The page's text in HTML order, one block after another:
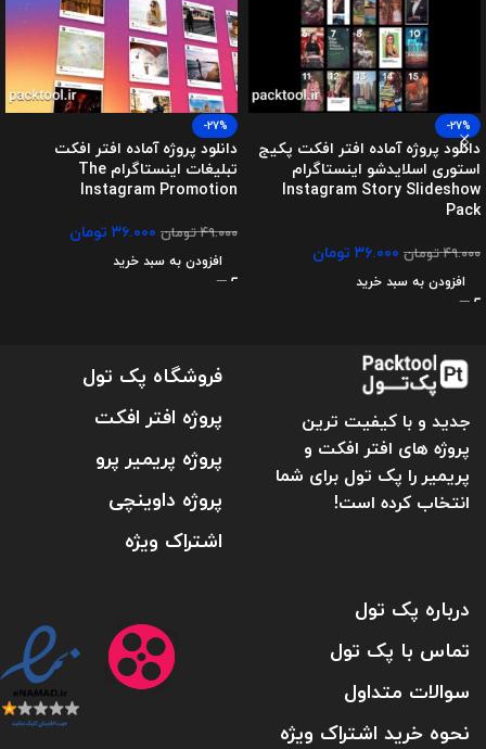
-27%
دانلود پروژه آماده افتر افکت پکیج
استوری اسلایدشو اینستاگرام
Instagram Story Slideshow
Pack
۴۹.۰۰۰تومان ۳۶.۰۰۰ تومان
افزودن به سبد خرید
-27%
دانلود پروژه آماده افتر افکت
تبلیغات اینستاگرام The
Instagram Promotion
۴۹.۰۰۰تومان ۳۶.۰۰۰ تومان
افزودن به سبد خرید
جدید و با کیفیت ترین
پروژه های افتر افکت و
پریمیر را پک تول برای شما
انتخاب کرده است!
فروشگاه پک تول
پروژه افتر افکت
پروژه پریمیر پرو
پروژه داوینچی
اشتراک ویژه
درباره پک تول
تماس با پک تول
سوالات متداول
نحوه خرید اشتراک ویژه